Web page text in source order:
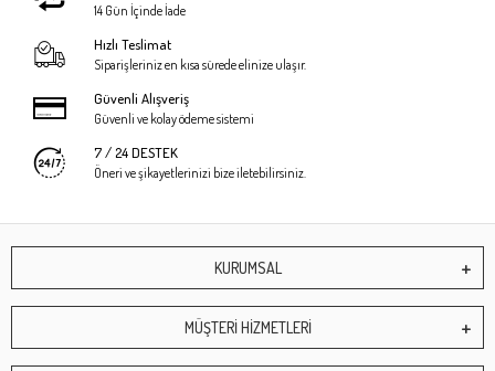
14 Gün İçinde İade
Hızlı Teslimat
Siparişleriniz en kısa sürede elinize ulaşır.
Güvenli Alışveriş
Güvenli ve kolay ödeme sistemi
7 / 24 DESTEK
Öneri ve şikayetlerinizi bize iletebilirsiniz.
KURUMSAL
MÜŞTERİ HİZMETLERİ